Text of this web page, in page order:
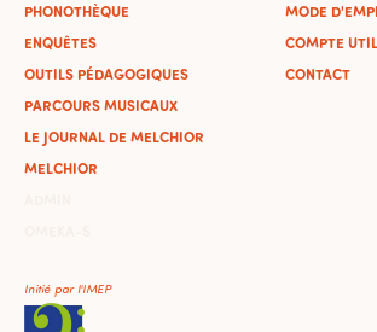
PHONOTHÈQUE
ENQUÊTES
OUTILS PÉDAGOGIQUES
PARCOURS MUSICAUX
LE JOURNAL DE MELCHIOR
MELCHIOR
MODE
COMPTE
CONTACT
Initié par l'IMEP